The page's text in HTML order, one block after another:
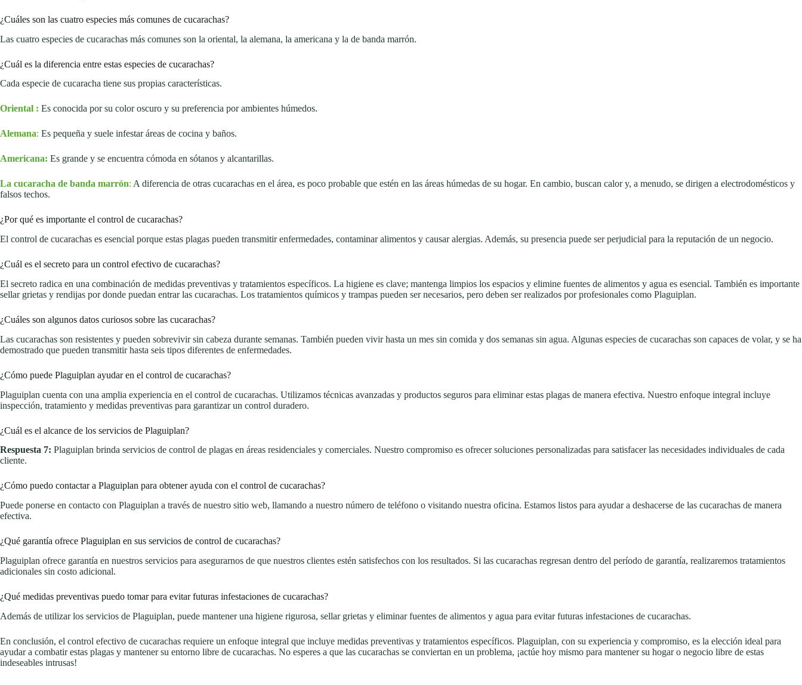
¿Cuáles son las cuatro especies más comunes de cucarachas?
Las cuatro especies de cucarachas más comunes son la oriental, la alemana, la americana y la de banda marrón.
¿Cuál es la diferencia entre estas especies de cucarachas?
Cada especie de cucaracha tiene sus propias características.
Oriental : Es conocida por su color oscuro y su preferencia por ambientes húmedos.
Alemana: Es pequeña y suele infestar áreas de cocina y baños.
Americana: Es grande y se encuentra cómoda en sótanos y alcantarillas.
La cucaracha de banda marrón: A diferencia de otras cucarachas en el área, es poco probable que estén en las áreas húmedas de su hogar. En cambio, buscan calor y, a menudo, se dirigen a electrodomésticos y
falsos techos.
¿Por qué es importante el control de cucarachas?
El control de cucarachas es esencial porque estas plagas pueden transmitir enfermedades, contaminar alimentos y causar alergias. Además, su presencia puede ser perjudicial para la reputación de un negocio.
¿Cuál es el secreto para un control efectivo de cucarachas?
El secreto radica en una combinación de medidas preventivas y tratamientos específicos. La higiene es clave; mantenga limpios los espacios y elimine fuentes de alimentos y agua es esencial. También es importante
sellar grietas y rendijas por donde puedan entrar las cucarachas. Los tratamientos químicos y trampas pueden ser necesarios, pero deben ser realizados por profesionales como Plaguiplan.
¿Cuáles son algunos datos curiosos sobre las cucarachas?
Las cucarachas son resistentes y pueden sobrevivir sin cabeza durante semanas. También pueden vivir hasta un mes sin comida y dos semanas sin agua. Algunas especies de cucarachas son capaces de volar, y se ha
demostrado que pueden transmitir hasta seis tipos diferentes de enfermedades.
¿Cómo puede Plaguiplan ayudar en el control de cucarachas?
Plaguiplan cuenta con una amplia experiencia en el control de cucarachas. Utilizamos técnicas avanzadas y productos seguros para eliminar estas plagas de manera efectiva. Nuestro enfoque integral incluye
inspección, tratamiento y medidas preventivas para garantizar un control duradero.
¿Cuál es el alcance de los servicios de Plaguiplan?
Respuesta 7: Plaguiplan brinda servicios de control de plagas en áreas residenciales y comerciales. Nuestro compromiso es ofrecer soluciones personalizadas para satisfacer las necesidades individuales de cada
cliente.
¿Cómo puedo contactar a Plaguiplan para obtener ayuda con el control de cucarachas?
Puede ponerse en contacto con Plaguiplan a través de nuestro sitio web, llamando a nuestro número de teléfono o visitando nuestra oficina. Estamos listos para ayudar a deshacerse de las cucarachas de manera
efectiva.
¿Qué garantía ofrece Plaguiplan en sus servicios de control de cucarachas?
Plaguiplan ofrece garantía en nuestros servicios para asegurarnos de que nuestros clientes estén satisfechos con los resultados. Si las cucarachas regresan dentro del período de garantía, realizaremos tratamientos
adicionales sin costo adicional.
¿Qué medidas preventivas puedo tomar para evitar futuras infestaciones de cucarachas?
Además de utilizar los servicios de Plaguiplan, puede mantener una higiene rigurosa, sellar grietas y eliminar fuentes de alimentos y agua para evitar futuras infestaciones de cucarachas.
En conclusión, el control efectivo de cucarachas requiere un enfoque integral que incluye medidas preventivas y tratamientos específicos. Plaguiplan, con su experiencia y compromiso, es la elección ideal para
ayudar a combatir estas plagas y mantener su entorno libre de cucarachas. No esperes a que las cucarachas se conviertan en un problema, ¡actúe hoy mismo para mantener su hogar o negocio libre de estas
indeseables intrusas!